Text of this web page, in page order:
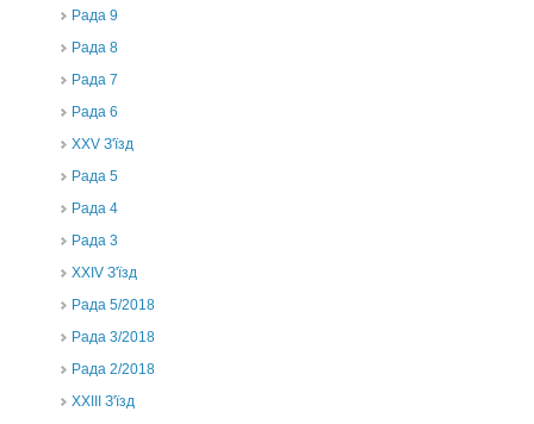
Рада 9
Рада 8
Рада 7
Рада 6
XXV З'їзд
Рада 5
Рада 4
Рада 3
ХХIV З'їзд
Рада 5/2018
Рада 3/2018
Рада 2/2018
XXIII З'їзд